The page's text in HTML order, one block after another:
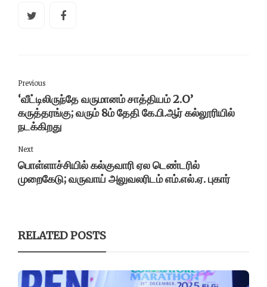
Previous
‘வீட்டிலிருந்தே வருமானம் சாத்தியம் 2.O’
கருத்தரங்கு; வரும் 8ம் தேதி கே.பி.ஆர் கல்லூரியில்
நடக்கிறது
Next
பொள்ளாச்சியில் கல்குவாரி ஏல டெண்டரில்
முறைகேடு; வருவாய் அலுவலரிடம் எம்.எல்.ஏ. புகார்
RELATED POSTS